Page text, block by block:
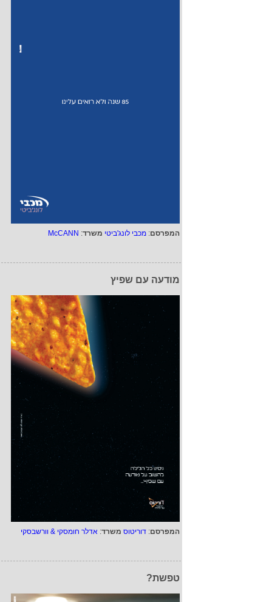
המפרסם: מכבי לונג'ביטי משרד:
McCANN
מודעה עם שפיץ
המפרסם: דוריטוס משרד: אדלר חומסקי & וורשבסקי
טפשת?